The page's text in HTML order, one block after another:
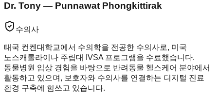
Dr. Tony — Punnawat Phongkittirak
수의사
태국 컨켄대학교에서 수의학을 전공한 수의사로, 미국
노스캐롤라이나 주립대 IVSA 프로그램을 수료했습니다.
동물병원 임상 경험을 바탕으로 반려동물 헬스케어 분야에서
활동하고 있으며, 보호자와 수의사를 연결하는 디지털 진료
환경 구축에 힘쓰고 있습니다.